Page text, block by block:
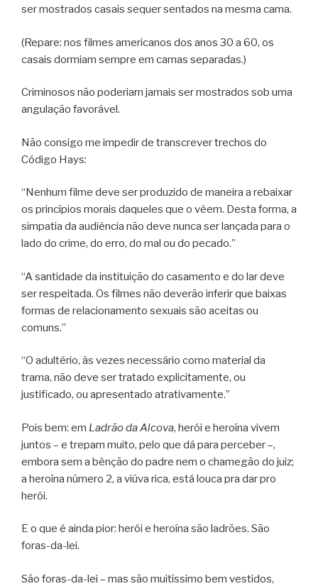
ser mostrados casais sequer sentados na mesma cama.
(Repare: nos filmes americanos dos anos 30 a 60, os
casais dormiam sempre em camas separadas.)
Criminosos não poderiam jamais ser mostrados sob uma
angulação favorável.
Não consigo me impedir de transcrever trechos do
Código Hays:
“Nenhum filme deve ser produzido de maneira a rebaixar
os princípios morais daqueles que o vêem. Desta forma, a
simpatia da audiência não deve nunca ser lançada para o
lado do crime, do erro, do mal ou do pecado.”
“A santidade da instituição do casamento e do lar deve
ser respeitada. Os filmes não deverão inferir que baixas
formas de relacionamento sexuais são aceitas ou
comuns.”
“O adultério, às vezes necessário como material da
trama, não deve ser tratado explicitamente, ou
justificado, ou apresentado atrativamente.”
Pois bem: em Ladrão da Alcova, herói e heroína vivem
juntos – e trepam muito, pelo que dá para perceber –,
embora sem a bênção do padre nem o chamegão do juiz;
a heroína número 2, a viúva rica, está louca pra dar pro
herói.
E o que é ainda pior: herói e heroína são ladrões. São
foras-da-lei.
São foras-da-lei – mas são muitíssimo bem vestidos,